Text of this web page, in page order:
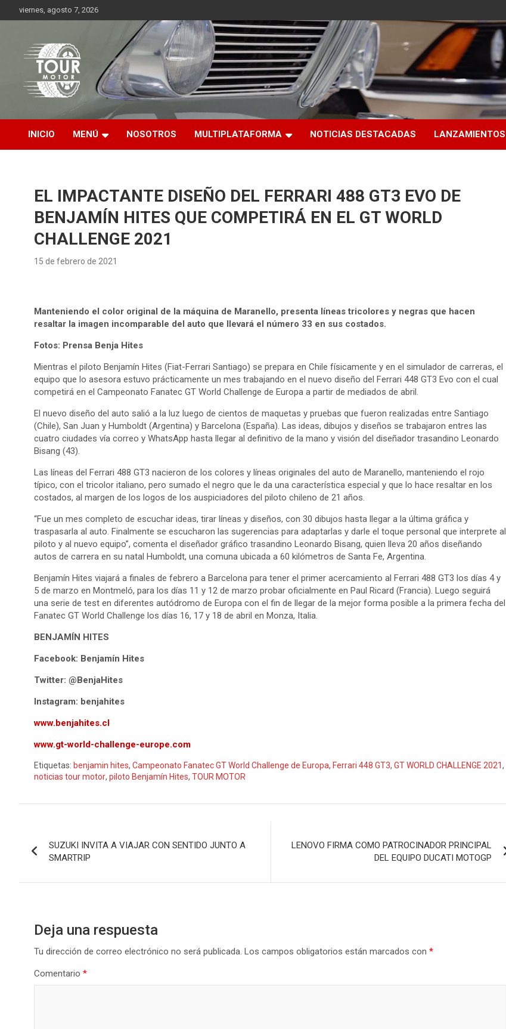
al
viernes, agosto 7, 2026
Tour Motor
Plataforma de contenido audiovisual para el sector automotriz
INICIO MENÚ NOSOTROS MULTIPLATAFORMA NOTICIAS DESTACADAS LANZAMIENTOS
EL IMPACTANTE DISEÑO DEL FERRARI 488 GT3 EVO DE
BENJAMÍN HITES QUE COMPETIRÁ EN EL GT WORLD
CHALLENGE 2021
15 de febrero de 2021
Manteniendo el color original de la máquina de Maranello, presenta líneas tricolores y negras que hacen
resaltar la imagen incomparable del auto que llevará el número 33 en sus costados.
Fotos: Prensa Benja Hites
Mientras el piloto Benjamín Hites (Fiat-Ferrari Santiago) se prepara en Chile físicamente y en el simulador de carreras, el
equipo que lo asesora estuvo prácticamente un mes trabajando en el nuevo diseño del Ferrari 448 GT3 Evo con el cual
competirá en el Campeonato Fanatec GT World Challenge de Europa a partir de mediados de abril.
El nuevo diseño del auto salió a la luz luego de cientos de maquetas y pruebas que fueron realizadas entre Santiago
(Chile), San Juan y Humboldt (Argentina) y Barcelona (España). Las ideas, dibujos y diseños se trabajaron entres las
cuatro ciudades vía correo y WhatsApp hasta llegar al definitivo de la mano y visión del diseñador trasandino Leonardo
Bisang (43).
Las líneas del Ferrari 488 GT3 nacieron de los colores y líneas originales del auto de Maranello, manteniendo el rojo
típico, con el tricolor italiano, pero sumado el negro que le da una característica especial y que lo hace resaltar en los
costados, al margen de los logos de los auspiciadores del piloto chileno de 21 años.
“Fue un mes completo de escuchar ideas, tirar líneas y diseños, con 30 dibujos hasta llegar a la última gráfica y
traspasarla al auto. Finalmente se escucharon las sugerencias para adaptarlas y darle el toque personal que interprete al
piloto y al nuevo equipo”, comenta el diseñador gráfico trasandino Leonardo Bisang, quien lleva 20 años diseñando
autos de carrera en su natal Humboldt, una comuna ubicada a 60 kilómetros de Santa Fe, Argentina.
Benjamín Hites viajará a finales de febrero a Barcelona para tener el primer acercamiento al Ferrari 488 GT3 los días 4 y
5 de marzo en Montmeló, para los días 11 y 12 de marzo probar oficialmente en Paul Ricard (Francia). Luego seguirá
una serie de test en diferentes autódromo de Europa con el fin de llegar de la mejor forma posible a la primera fecha del
Fanatec GT World Challenge los días 16, 17 y 18 de abril en Monza, Italia.
BENJAMÍN HITES
Facebook: Benjamín Hites
Twitter: @BenjaHites
Instagram: benjahites
www.benjahites.cl
www.gt-world-challenge-europe.com
Etiquetas: benjamin hites, Campeonato Fanatec GT World Challenge de Europa, Ferrari 448 GT3, GT WORLD CHALLENGE 2021,
noticias tour motor, piloto Benjamín Hites, TOUR MOTOR
de
entradas
SUZUKI INVITA A VIAJAR CON SENTIDO JUNTO A
SMARTRIP
LENOVO FIRMA COMO PATROCINADOR PRINCIPAL
DEL EQUIPO DUCATI MOTOGP
Deja una respuesta
Tu dirección de correo electrónico no será publicada. Los campos obligatorios están marcados con *
Comentario *